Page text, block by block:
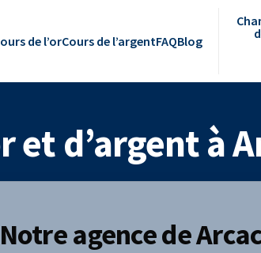
de l’orCours de l’argentFAQBlog
et d’argent à
Notre agence de